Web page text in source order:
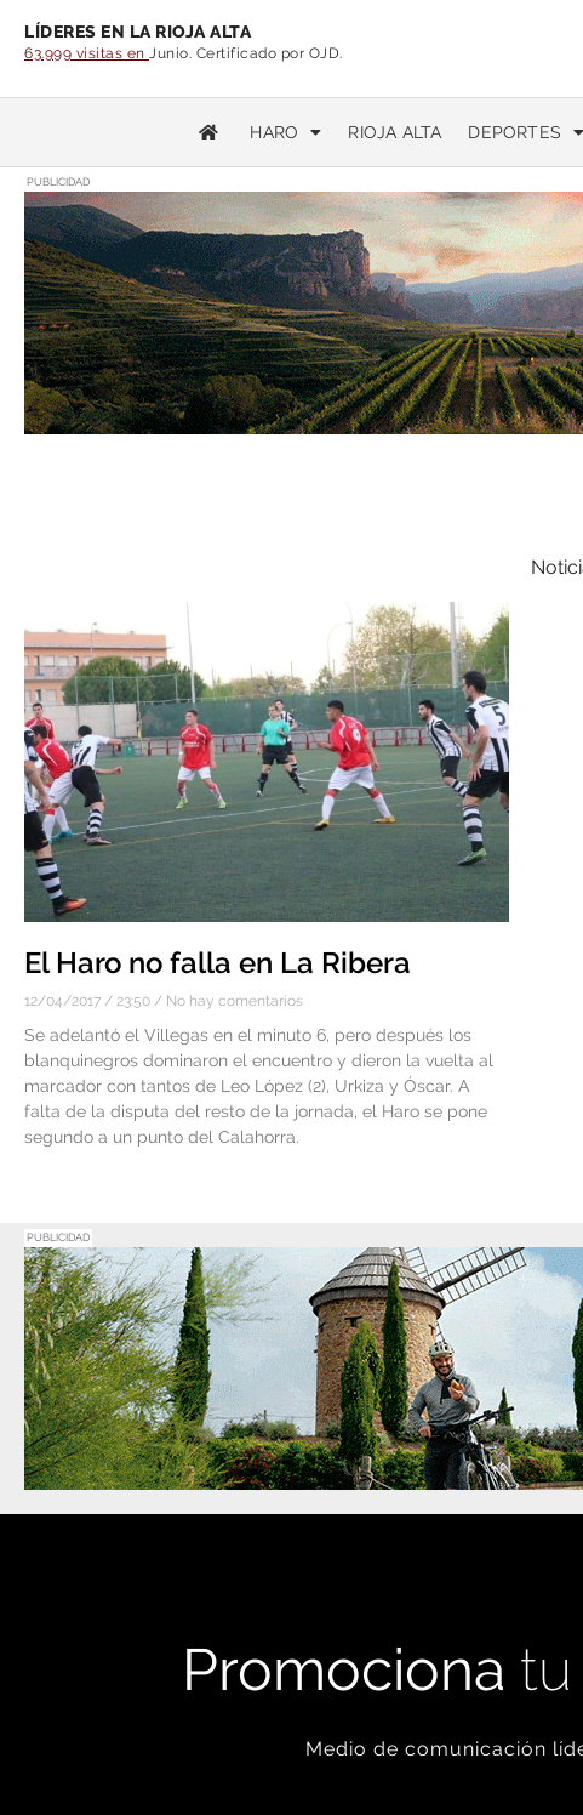
LÍDERES EN LA RIOJA ALTA
63.999 visitas en Junio. Certificado por OJD.
HARO RIOJA ALTA DEPORTES
PUBLICIDAD
El Haro no falla en La Ribera
12/04/2017 23:50 No hay comentarios
Se adelantó el Villegas en el minuto 6, pero después los
blanquinegros dominaron el encuentro y dieron la vuelta al
marcador con tantos de Leo López (2), Urkiza y Óscar. A
falta de la disputa del resto de la jornada, el Haro se pone
segundo a un punto del Calahorra.
PUBLICIDAD
Promociona
Medio de comunicación